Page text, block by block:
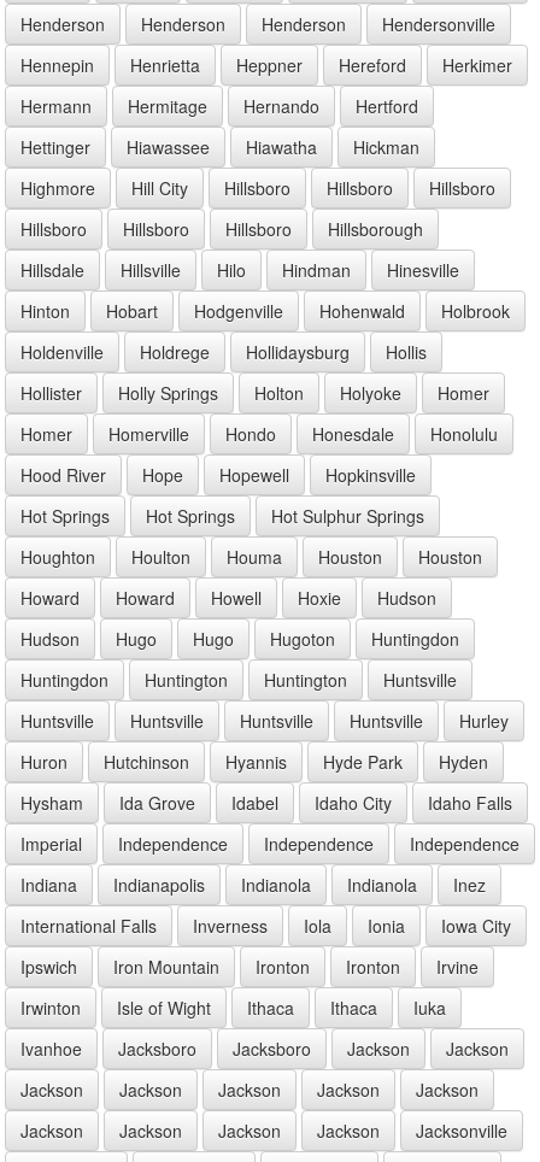
Henderson
Henderson Henderson
Hendersonville
Hennepin
Henrietta Heppner Hereford
Herkimer
Hermann
Hermitage Hernando
Hertford
Hettinger
Hiawassee Hiawatha
Hickman
Highmore
Hill City Hillsboro Hillsboro
Hillsboro
Hillsboro
Hillsboro Hillsboro
Hillsborough
Hillsdale
Hillsville Hilo Hindman
Hinesville
Hinton
Hobart Hodgenville Hohenwald
Holbrook
Holdenville
Holdrege Hollidaysburg
Hollis
Hollister
Holly Springs Holton Holyoke
Homer
Homer
Homerville Hondo Honesdale
Honolulu
Hood River
Hope Hopewell
Hopkinsville
Hot Springs
Hot Springs
Hot Sulphur Springs
Houghton
Houlton Houma Houston
Houston
Howard
Howard Howell Hoxie
Hudson
Hudson
Hugo Hugo Hugoton
Huntingdon
Huntingdon
Huntington Huntington
Huntsville
Huntsville
Huntsville Huntsville Huntsville
Hurley
Huron
Hutchinson Hyannis Hyde Park
Hyden
Hysham
Ida Grove Idabel Idaho City
Idaho Falls
Imperial
Independence Independence
Independence
Indiana
Indianapolis Indianola Indianola
Inez
International Falls
Inverness Iola Ionia
Iowa City
Ipswich
Iron Mountain Ironton Ironton
Irvine
Irwinton
Isle of Wight Ithaca Ithaca
Iuka
Ivanhoe
Jacksboro Jacksboro Jackson
Jackson
Jackson
Jackson Jackson Jackson
Jackson
Jackson
Jackson Jackson Jackson
Jacksonville